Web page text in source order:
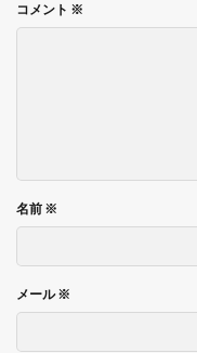
コメント ※
名前 ※
メール※